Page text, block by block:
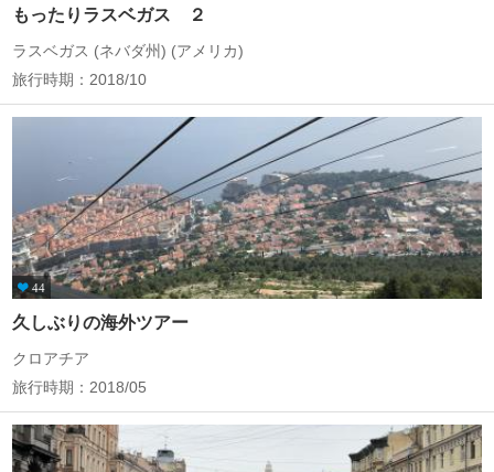
もったりラスベガス ２
ラスベガス (ネバダ州) (アメリカ)
旅行時期：2018/10
44
久しぶりの海外ツアー
クロアチア
旅行時期：2018/05